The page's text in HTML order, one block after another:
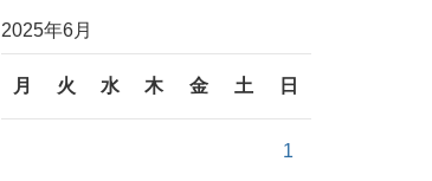
2025年6月
月 火 水 木 金 土 日
1